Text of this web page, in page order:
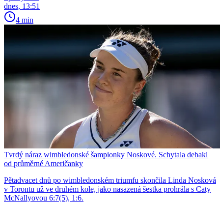
dnes, 13:51
4 min
Tvrdý náraz wimbledonské šampionky Noskové. Schytala debakl
od průměrné Američanky
Pětadvacet dnů po wimbledonském triumfu skončila Linda Nosková
v Torontu už ve druhém kole, jako nasazená šestka prohrála s Caty
McNallyovou 6:7(5), 1:6.